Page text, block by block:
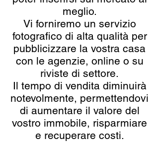
meglio.
Vi forniremo un servizio
fotografico di alta qualità per
pubblicizzare la vostra casa
con le agenzie, online o su
riviste di settore.
Il tempo di vendita diminuirà
notevolmente, permettendovi
di aumentare il valore del
vostro immobile, risparmiare
e recuperare costi.